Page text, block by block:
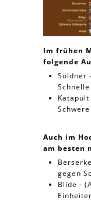
Im frühen
folgende
Söldner
Auch im
am besten
gegen
Blide -